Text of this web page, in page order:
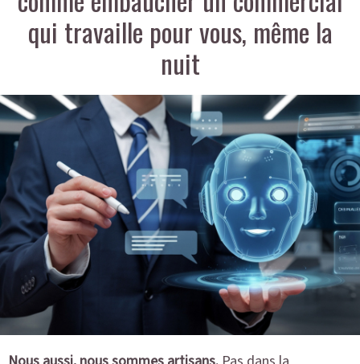
qui travaille pour vous, même la
nuit